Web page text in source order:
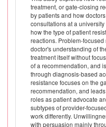
treatment, or gate-closing
by patients and how
consultations at a
how the type of patient
reactions. Problem-
doctor's understanding of
treatment itself without
of a recommendation, and
through diagnosis-based
resistance focuses on the
recommendation, and
roles as patient advocate
subtypes of provider-
work differently.
with persuasion mainly